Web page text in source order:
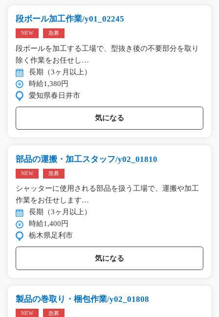
段ボール加工作業/y01_02245
NEW 急募
段ボールを加工する工場で、型抜き後の不要部分を取り
除く作業をお任せし…
長期（3ヶ月以上）
時給1,380円
愛知県春日井市
気になる
部品の運搬・加工スタッフ/y02_01810
NEW 急募
シャッターに使用される部品を扱う工場で、運搬や加工
作業をお任せします…
長期（3ヶ月以上）
時給1,400円
栃木県足利市
気になる
製品の巻取り・梱包作業/y02_01808
NEW 急募